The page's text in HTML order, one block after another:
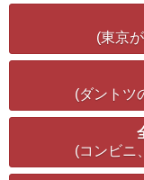
(東京
(ダントツ
(コンビニ